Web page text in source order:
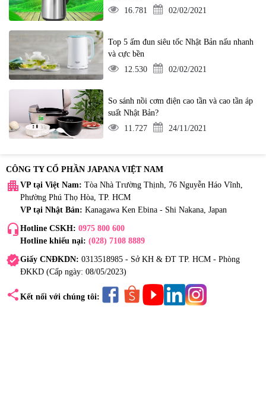
16.781
02/02/2021
Top 5 ấm đun siêu tốc Nhật Bản nấu nhanh
và cực bền
12.530
02/02/2021
So sánh nồi cơm điện cao tần và cao tần áp
suất Nhật Bản?
11.727
24/11/2021
CÔNG TY CỔ PHẦN JAPANA VIỆT NAM
apartment VP tại Việt Nam: Tòa Nhà Trường Thịnh, 76 Nguyễn Háo Vĩnh,
Phường Phú Thọ Hòa, TP. HCM
VP tại Nhật Bản: Kanagawa Ken Ebina - Shi Nakana, Japan
headset_mic Hotline CSKH: 0975 800 600
Hotline khiếu nại: (028) 7108 8889
verifiedGiấy CNĐKDN: 0313518985 - Sở KH & ĐT TP. HCM - Phòng
ĐKKD (Cấp ngày: 08/05/2023)
share Kết nối với chúng tôi: